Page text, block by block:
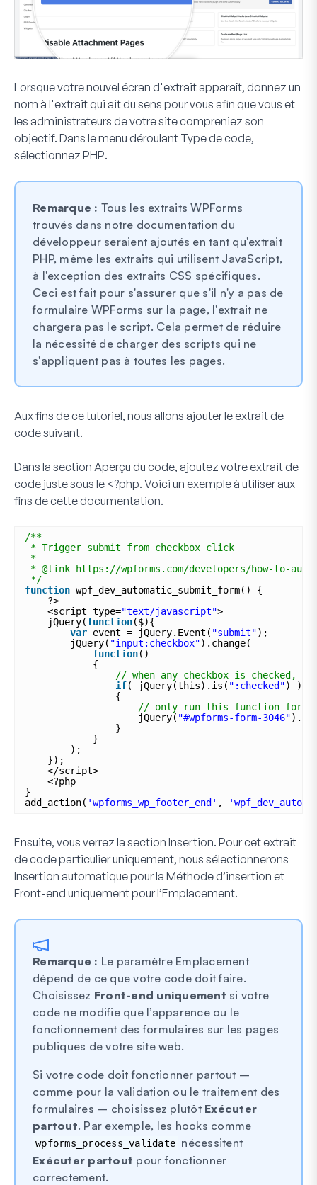
Lorsque votre nouvel écran d'extrait apparaît, donnez un
nom à l'extrait qui ait du sens pour vous afin que vous et
les administrateurs de votre site compreniez son
objectif. Dans le menu déroulant Type de code,
sélectionnez PHP.
Remarque : Tous les extraits WPForms
trouvés dans notre documentation du
développeur seraient ajoutés en tant qu'extrait
PHP, même les extraits qui utilisent JavaScript,
à l'exception des extraits CSS spécifiques.
Ceci est fait pour s'assurer que s'il n'y a pas de
formulaire WPForms sur la page, l'extrait ne
chargera pas le script. Cela permet de réduire
la nécessité de charger des scripts qui ne
s'appliquent pas à toutes les pages.
Aux fins de ce tutoriel, nous allons ajouter le extrait de
code suivant.
Dans la section Aperçu du code, ajoutez votre extrait de
code juste sous le <?php. Voici un exemple à utiliser aux
fins de cette documentation.
/**
* Trigger submit from checkbox click
*
* @link https://wpforms.com/developers/how-to-
*/
function wpf_dev_automatic_submit_form() {
?>
<script type="text/javascript">
jQuery(function($){
var event = jQuery.Event( "submit");
jQuery( "input:checkbox").change(
function()
{
// when any checkbox is checked,
if( jQuery(this).is( ":checked") )
{
// only run this function for
jQuery( "#wpforms-form-3046"
}
}
);
});
</script>
<?php
}
add_action( 'wpforms_wp_footer_end' ,
Ensuite, vous verrez la section Insertion. Pour cet extrait
de code particulier uniquement, nous sélectionnerons
Insertion automatiquepour la Méthode d’insertion et
Front-end uniquementpour l’Emplacement.
Remarque : Le paramètre Emplacement
dépend de ce que votre code doit faire.
Choisissez Front-end uniquement si votre
code ne modifie que l’apparence ou le
fonctionnement des formulaires sur les pages
publiques de votre site web.
Si votre code doit fonctionner partout –
comme pour la validation ou le traitement des
formulaires – choisissez plutôt Exécuter
partout. Par exemple, les hooks comme
wpforms_process_validate nécessitent
Exécuter partout pour fonctionner
correctement.